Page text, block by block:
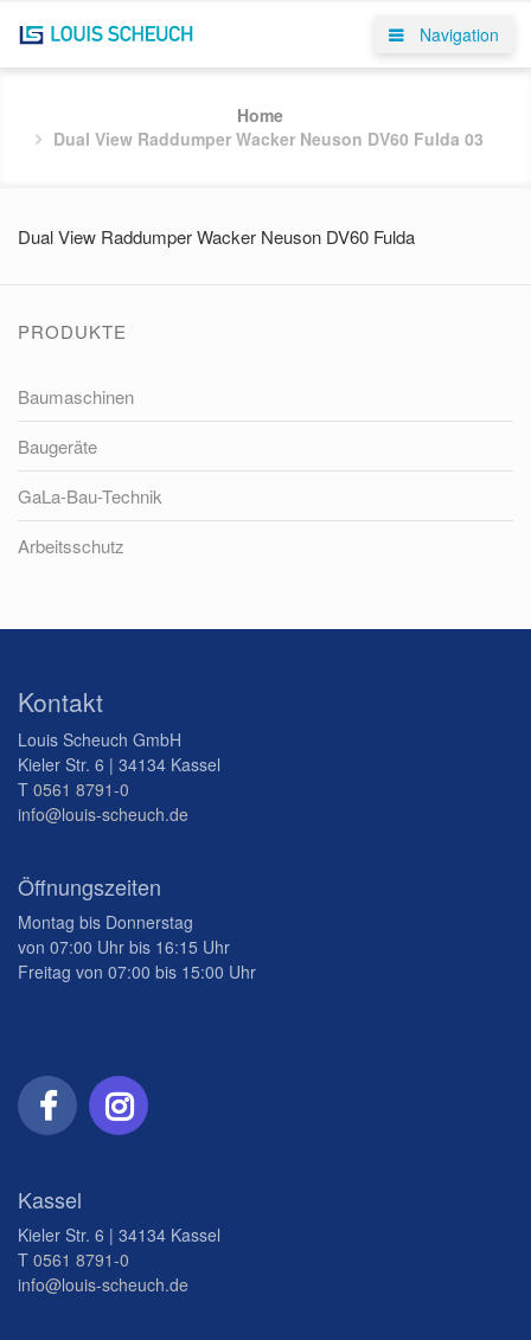
Navigation
Home
Dual View Raddumper Wacker Neuson DV60 Fulda 03
Dual View Raddumper Wacker Neuson DV60 Fulda
PRODUKTE
Baumaschinen
Baugeräte
GaLa-Bau-Technik
Arbeitsschutz
Kontakt
Louis Scheuch GmbH
Kieler Str. 6 | 34134 Kassel
T 0561 8791-0
info@louis-scheuch.de
Öffnungszeiten
Montag bis Donnerstag
von 07:00 Uhr bis 16:15 Uhr
Freitag von 07:00 bis 15:00 Uhr
Kassel
Kieler Str. 6 | 34134 Kassel
T 0561 8791-0
info@louis-scheuch.de